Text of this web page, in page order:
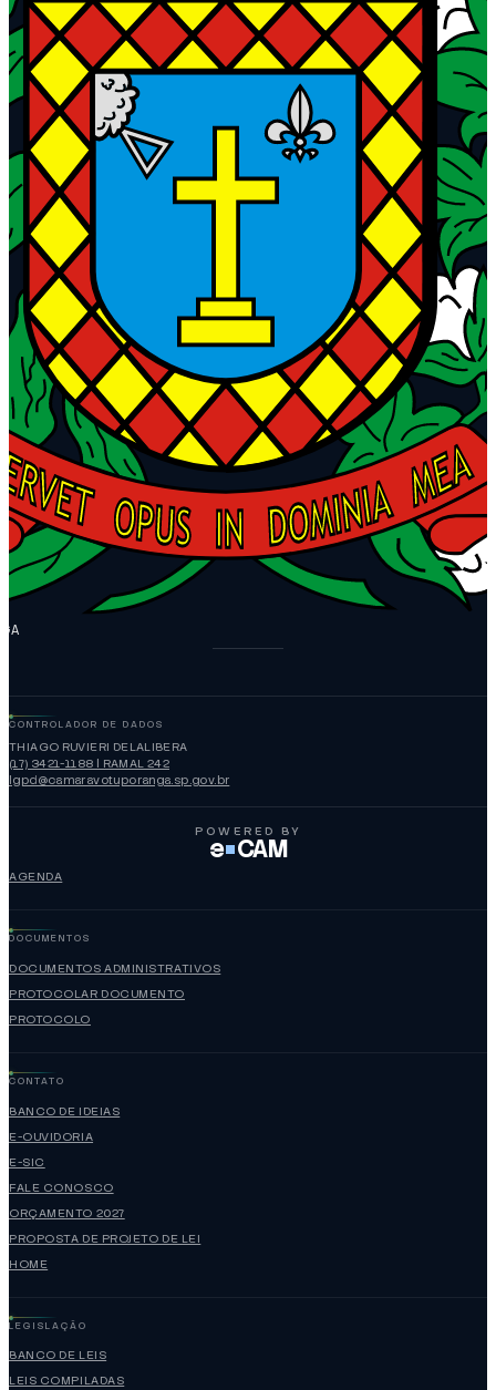
CONTROLADOR DE DADOS
THIAGO RUVIERI DELALIBERA
(17) 3421-1188 | RAMAL 242
lgpd@camaravotuporanga.sp.gov.br
POWERED BY
e CAM
AGENDA
DOCUMENTOS
DOCUMENTOS ADMINISTRATIVOS
PROTOCOLAR DOCUMENTO
PROTOCOLO
CONTATO
BANCO DE IDEIAS
E-OUVIDORIA
E-SIC
FALE CONOSCO
ORÇAMENTO 2027
PROPOSTA DE PROJETO DE LEI
HOME
LEGISLAÇÃO
BANCO DE LEIS
LEIS COMPILADAS